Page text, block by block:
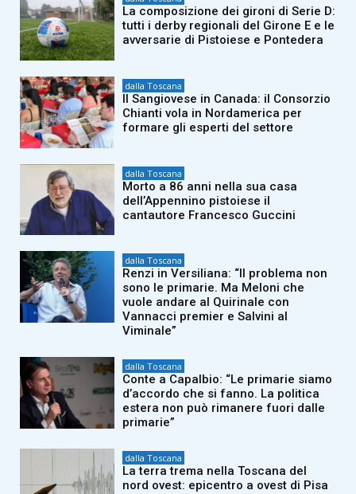
La composizione dei gironi di Serie D:
tutti i derby regionali del Girone E e le
avversarie di Pistoiese e Pontedera
dalla Toscana
Il Sangiovese in Canada: il Consorzio
Chianti vola in Nordamerica per
formare gli esperti del settore
dalla Toscana
Morto a 86 anni nella sua casa
dell’Appennino pistoiese il
cantautore Francesco Guccini
dalla Toscana
Renzi in Versiliana: “Il problema non
sono le primarie. Ma Meloni che
vuole andare al Quirinale con
Vannacci premier e Salvini al
Viminale”
dalla Toscana
Conte a Capalbio: “Le primarie siamo
d’accordo che si fanno. La politica
estera non può rimanere fuori dalle
primarie”
dalla Toscana
La terra trema nella Toscana del
nord ovest: epicentro a ovest di Pisa